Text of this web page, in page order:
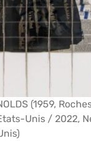
(1959,
Unis / 2022,